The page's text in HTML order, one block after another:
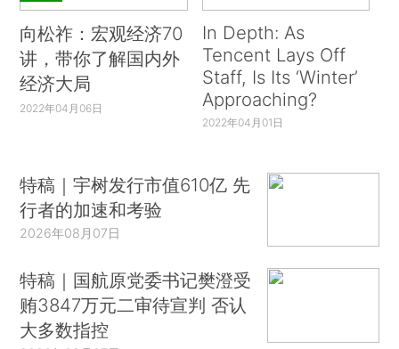
向松祚：宏观经济70
讲，带你了解国内外
经济大局
2022年04月06日
In Depth: As
Tencent Lays Off
Staff, Is Its ‘Winter’
Approaching?
2022年04月01日
特稿｜宇树发行市值610亿 先
行者的加速和考验
2026年08月07日
特稿｜国航原党委书记樊澄受
贿3847万元二审待宣判 否认
大多数指控